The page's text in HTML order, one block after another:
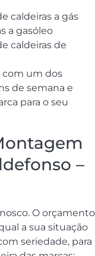
caldeiras a gás
a gasóleo
caldeiras de
com um dos
de semana e
para o seu
–
O orçamento
a sua situação
seriedade, para